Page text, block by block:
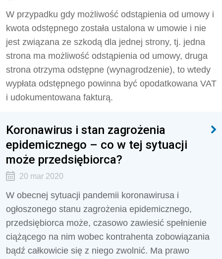
W przypadku gdy możliwość odstąpienia od umowy i
kwota odstępnego została ustalona w umowie i nie
jest związana ze szkodą dla jednej strony, tj. jedna
strona ma możliwość odstąpienia od umowy, druga
strona otrzyma odstępne (wynagrodzenie), to wtedy
wypłata odstępnego powinna być opodatkowana VAT
i udokumentowana fakturą.
Koronawirus i stan zagrożenia
epidemicznego – co w tej sytuacji
może przedsiębiorca?
20 mar 2020
W obecnej sytuacji pandemii koronawirusa i
ogłoszonego stanu zagrożenia epidemicznego,
przedsiębiorca może, czasowo zawiesić spełnienie
ciążącego na nim wobec kontrahenta zobowiązania
bądź całkowicie się z niego zwolnić. Ma prawo